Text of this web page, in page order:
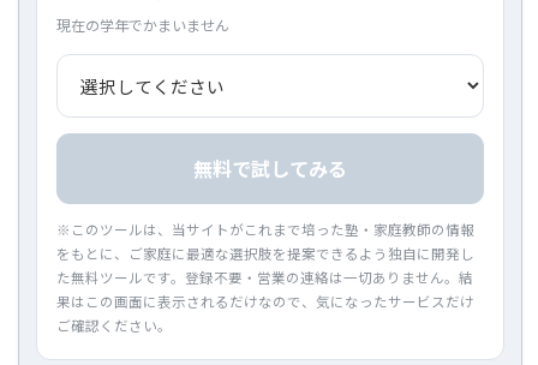
現在の学年でかまいません
無料で試してみる
※このツールは、当サイトがこれまで培った塾・家庭教師の情報
をもとに、ご家庭に最適な選択肢を提案できるよう独自に開発し
た無料ツールです。登録不要・営業の連絡は一切ありません。結
果はこの画面に表示されるだけなので、気になったサービスだけ
ご確認ください。